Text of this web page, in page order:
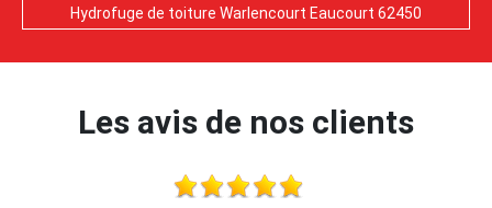
Hydrofuge de toiture Warlencourt Eaucourt 62450
Les avis de nos clients